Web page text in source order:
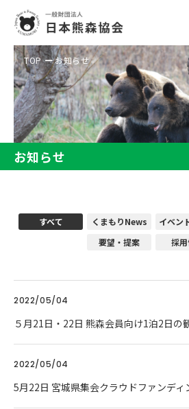
TOP お知らせ
お知らせ
すべて くまもりNews イベン
要望・提案
採
2022/05/04
５月21日・22日 熊森会員向け1泊2日の
2022/05/04
5月22日 宮城県集会クラウドファンディ